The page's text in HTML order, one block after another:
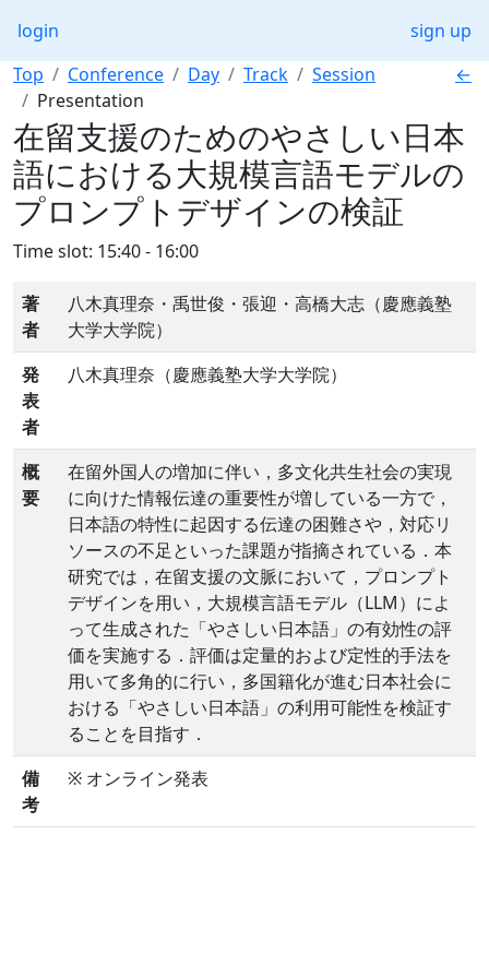
login
sign up
←
Top Conference Day Track
Session
Presentation
在留支援のためのやさしい日本
語における大規模言語モデルの
プロンプトデザインの検証
Time slot: 15:40 - 16:00
著
者
八木真理奈・禹世俊・張迎・高橋大志（慶應義塾
大学大学院）
発
表
者
八木真理奈（慶應義塾大学大学院）
概
要
在留外国人の増加に伴い，多文化共生社会の実現
に向けた情報伝達の重要性が増している一方で，
日本語の特性に起因する伝達の困難さや，対応リ
ソースの不足といった課題が指摘されている．本
研究では，在留支援の文脈において，プロンプト
デザインを用い，大規模言語モデル（LLM）によ
って生成された「やさしい日本語」の有効性の評
価を実施する．評価は定量的および定性的手法を
用いて多角的に行い，多国籍化が進む日本社会に
おける「やさしい日本語」の利用可能性を検証す
ることを目指す．
備
考
※ オンライン発表